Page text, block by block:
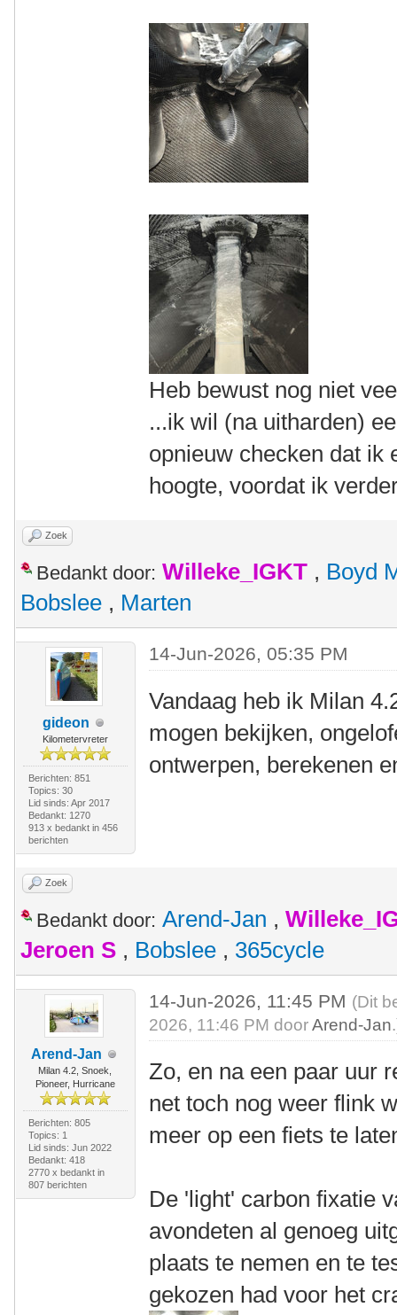
Heb bewust nog niet
...ik wil (na uitharden)
opnieuw checken dat ik
hoogte, voordat ik
Zoek
Bedankt door: Willeke_IGKT , Boyd
Bobslee , Marten
gideon
Kilometervreter
Berichten: 851
Topics: 30
Lid sinds: Apr 2017
Bedankt: 1270
913 x bedankt in 456
berichten
14-Jun-2026, 05:35 PM
Vandaag heb ik Milan
mogen bekijken,
ontwerpen, berekenen
Zoek
Bedankt door: Arend-Jan ,
Jeroen S , Bobslee , 365cycle
Arend-Jan
Milan 4.2, Snoek,
Pioneer, Hurricane
Berichten: 805
Topics: 1
Lid sinds: Jun 2022
Bedankt: 418
2770 x bedankt in
807 berichten
14-Jun-2026, 11:45 PM (Dit
2026, 11:46 PM doorArend-Jan
Zo, en na een paar uur
net toch nog weer flink
meer op een fiets te
De 'light' carbon fixatie
avondeten al genoeg
plaats te nemen en te
gekozen had voor het